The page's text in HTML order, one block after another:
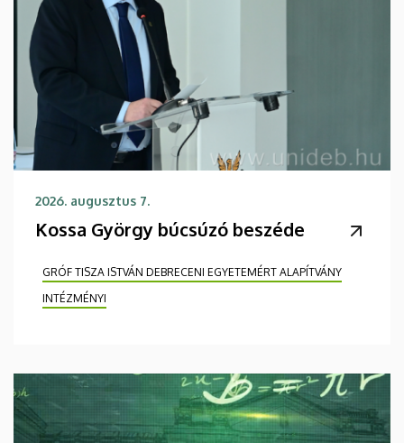
2026. augusztus 7.
Kossa György búcsúzó beszéde
GRÓF TISZA ISTVÁN DEBRECENI EGYETEMÉRT ALAPÍTVÁNY
INTÉZMÉNYI